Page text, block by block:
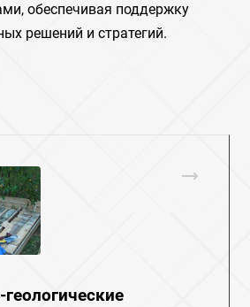
обеспечивая поддержку
решений и стратегий.